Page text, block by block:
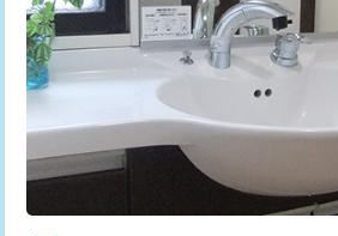
※給水管工事は20mmまでの価格です。
給水管工事※（塩ビ管（VP・HI）使
用/3ｍまで)
給水管工事※（塩ビ管（VP・HI）使
用（追加）/3ｍ超え)
給水管工事※（ライニング鋼管・銅
管・ポリ管・HT管使用/3ｍまで)
カメラ調査
桝清掃
止水・漏水調査・防水処理・清掃・修
理・調整・分解・加工など（軽作業）
止水・漏水調査・防水処理・清掃・修